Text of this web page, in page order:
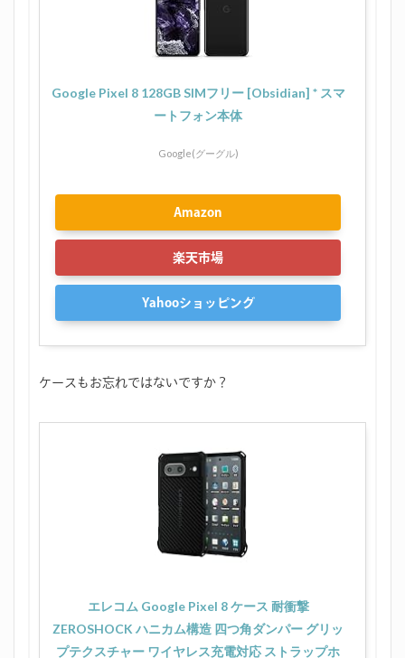
Google Pixel 8 128GB SIMフリー [Obsidian] * スマ
ートフォン本体
Google(グーグル)
Amazon
楽天市場
Yahooショッピング
ケースもお忘れではないですか？
エレコム Google Pixel 8 ケース 耐衝撃
ZEROSHOCK ハニカム構造 四つ角ダンパー グリッ
プテクスチャー ワイヤレス充電対応 ストラップホ